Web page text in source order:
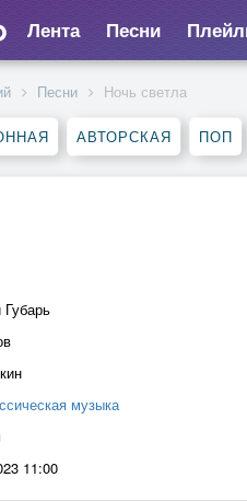
Лента Песни
Песни Ночь светла
АВТОРСКАЯ ПОП
музыка
11:00